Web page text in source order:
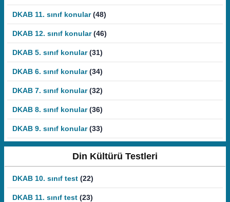
DKAB 11. sınıf konular (48)
DKAB 12. sınıf konular (46)
DKAB 5. sınıf konular (31)
DKAB 6. sınıf konular (34)
DKAB 7. sınıf konular (32)
DKAB 8. sınıf konular (36)
DKAB 9. sınıf konular (33)
Din Kültürü Testleri
DKAB 10. sınıf test (22)
DKAB 11. sınıf test (23)